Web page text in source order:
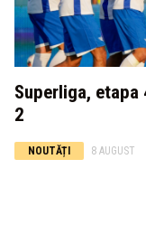
Superliga, etapa
2
NOUTĂȚI 8 AUGUST